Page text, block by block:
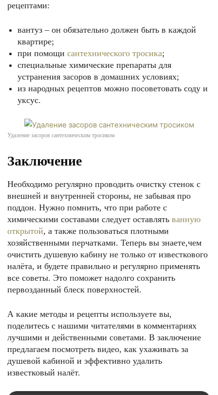
рецептами:
вантуз – он обязательно должен быть в каждой
квартире;
при помощи сантехнического тросика;
специальные химические препараты для
устранения засоров в домашних условиях;
из народных рецептов можно посоветовать соду и
уксус.
Удаление засоров сантехническим тросиком
Заключение
Необходимо регулярно проводить очистку стенок с
внешней и внутренней стороны, не забывая про
поддон. Нужно помнить, что при работе с
химическими составами следует оставлять ванную
открытой, а также пользоваться плотными
хозяйственными перчатками. Теперь вы знаете,чем
очистить душевую кабину не только от известкового
налёта, и будете правильно и регулярно применять
все советы. Это поможет надолго сохранить
первозданный блеск поверхностей.
А какие методы и рецепты используете вы,
поделитесь с нашими читателями в комментариях
лучшими и действенными советами. В заключение
предлагаем посмотреть видео, как ухаживать за
душевой кабиной и эффективно удалить
известковый налёт.